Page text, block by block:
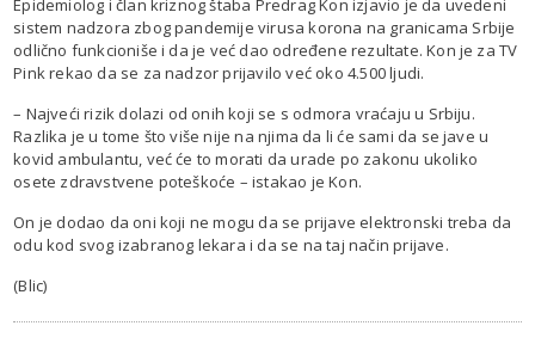
Epidemiolog i član kriznog štaba Predrag Kon izjavio je da uvedeni
sistem nadzora zbog pandemije virusa korona na granicama Srbije
odlično funkcioniše i da je već dao određene rezultate. Kon je za TV
Pink rekao da se za nadzor prijavilo već oko 4.500 ljudi.
– Najveći rizik dolazi od onih koji se s odmora vraćaju u Srbiju.
Razlika je u tome što više nije na njima da li će sami da se jave u
kovid ambulantu, već će to morati da urade po zakonu ukoliko
osete zdravstvene poteškoće – istakao je Kon.
On je dodao da oni koji ne mogu da se prijave elektronski treba da
odu kod svog izabranog lekara i da se na taj način prijave.
(Blic)